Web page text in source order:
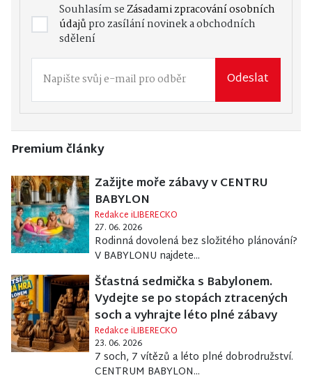
Souhlasím seZásadami zpracování osobních
údajůpro zasílání novinek a obchodních
sdělení
Odeslat
Premium články
Zažijte moře zábavy v CENTRU
BABYLON
Redakce iLIBERECKO
27. 06. 2026
Rodinná dovolená bez složitého plánování?
V BABYLONU najdete...
Šťastná sedmička s Babylonem.
Vydejte se po stopách ztracených
soch a vyhrajte léto plné zábavy
Redakce iLIBERECKO
23. 06. 2026
7 soch, 7 vítězů a léto plné dobrodružství.
CENTRUM BABYLON...